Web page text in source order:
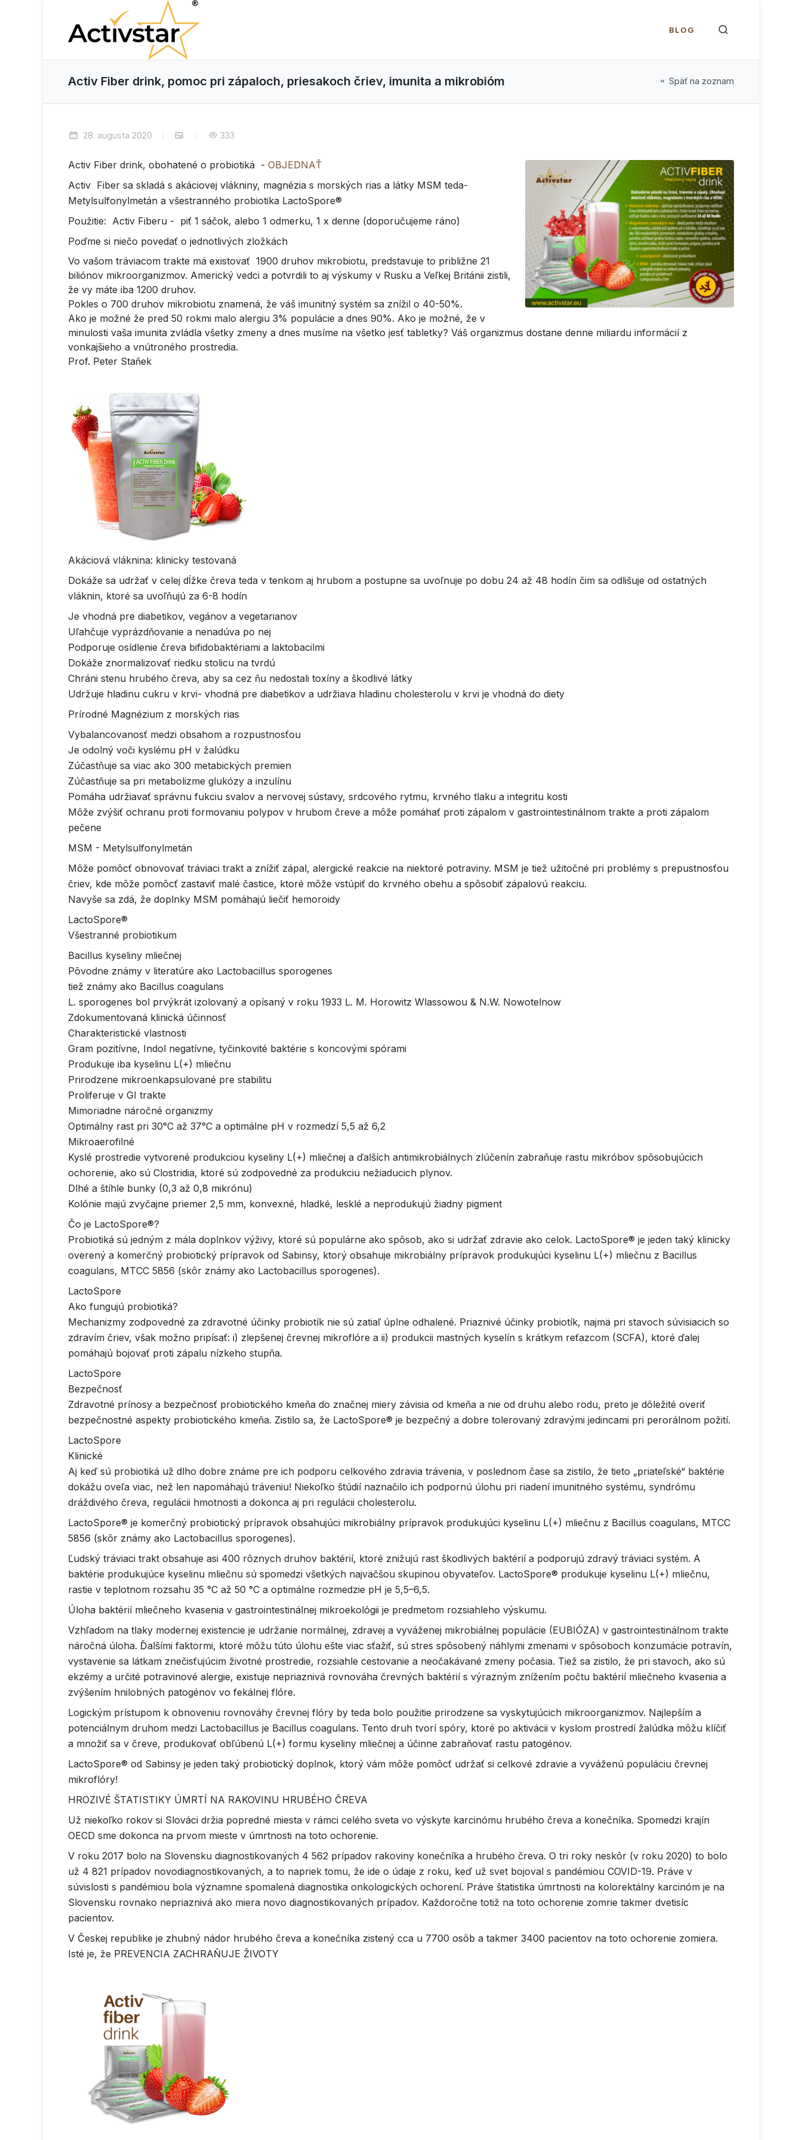
BLOG
Activ Fiber drink, pomoc pri zápaloch, priesakoch čriev, imunita a mikrobióm Späť na zoznam
28. augusta 2020 333
Activ Fiber drink, obohatené o probiotiká - OBJEDNAŤ
Activ Fiber sa skladá s akáciovej vlákniny, magnézia s morských rias a látky MSM teda-
Metylsulfonylmetán a všestranného probiotika LactoSpore®
Použitie: Activ Fiberu - piť 1 sáčok, alebo 1 odmerku, 1 x denne (doporučujeme ráno)
Poďme si niečo povedať o jednotlivých zložkách
Vo vašom tráviacom trakte má existovať 1900 druhov mikrobiotu, predstavuje to približne 21
biliónov mikroorganizmov. Americký vedci a potvrdili to aj výskumy v Rusku a Veľkej Británii zistili,
že vy máte iba 1200 druhov.
Pokles o 700 druhov mikrobiotu znamená, že váš imunitný systém sa znížil o 40-50%.
Ako je možné že pred 50 rokmi malo alergiu 3% populácie a dnes 90%. Ako je možné, že v
minulosti vaša imunita zvládla všetky zmeny a dnes musíme na všetko jesť tabletky? Váš organizmus dostane denne miliardu informácií z
vonkajšieho a vnútroného prostredia.
Prof. Peter Staňek
Akáciová vláknina: klinicky testovaná
Dokáže sa udržať v celej dĺžke čreva teda v tenkom aj hrubom a postupne sa uvoľnuje po dobu 24 až 48 hodín čim sa odlišuje od ostatných
vláknin, ktoré sa uvoľňujú za 6-8 hodín
Je vhodná pre diabetikov, vegánov a vegetarianov
Uľahčuje vyprázdňovanie a nenadúva po nej
Podporuje osídlenie čreva bifidobaktériami a laktobacilmi
Dokáže znormalizovať riedku stolicu na tvrdú
Chráni stenu hrubého čreva, aby sa cez ňu nedostali toxíny a škodlivé látky
Udržuje hladinu cukru v krvi- vhodná pre diabetikov a udržiava hladinu cholesterolu v krvi je vhodná do diety
Prírodné Magnézium z morských rias
Vybalancovanosť medzi obsahom a rozpustnosťou
Je odolný voči kyslému pH v žalúdku
Zúčastňuje sa viac ako 300 metabických premien
Zúčastňuje sa pri metabolizme glukózy a inzulínu
Pomáha udržiavať správnu fukciu svalov a nervovej sústavy, srdcového rytmu, krvného tlaku a integritu kosti
Môže zvýšiť ochranu proti formovaniu polypov v hrubom čreve a môže pomáhať proti zápalom v gastrointestinálnom trakte a proti zápalom
pečene
MSM - Metylsulfonylmetán
Môže pomôcť obnovovať tráviaci trakt a znížiť zápal, alergické reakcie na niektoré potraviny. MSM je tiež užitočné pri problémy s prepustnosťou
čriev, kde môže pomôcť zastaviť malé častice, ktoré môže vstúpiť do krvného obehu a spôsobiť zápalovú reakciu.
Navyše sa zdá, že doplnky MSM pomáhajú liečiť hemoroidy
LactoSpore®
Všestranné probiotikum
Bacillus kyseliny mliečnej
Pôvodne známy v literatúre ako Lactobacillus sporogenes
tiež známy ako Bacillus coagulans
L. sporogenes bol prvýkrát izolovaný a opísaný v roku 1933 L. M. Horowitz Wlassowou & N.W. Nowotelnow
Zdokumentovaná klinická účinnosť
Charakteristické vlastnosti
Gram pozitívne, Indol negatívne, tyčinkovité baktérie s koncovými spórami
Produkuje iba kyselinu L(+) mliečnu
Prirodzene mikroenkapsulované pre stabilitu
Proliferuje v GI trakte
Mimoriadne náročné organizmy
Optimálny rast pri 30°C až 37°C a optimálne pH v rozmedzí 5,5 až 6,2
Mikroaerofilné
Kyslé prostredie vytvorené produkciou kyseliny L(+) mliečnej a ďalších antimikrobiálnych zlúčenín zabraňuje rastu mikróbov spôsobujúcich
ochorenie, ako sú Clostridia, ktoré sú zodpovedné za produkciu nežiaducich plynov.
Dlhé a štíhle bunky (0,3 až 0,8 mikrónu)
Kolónie majú zvyčajne priemer 2,5 mm, konvexné, hladké, lesklé a neprodukujú žiadny pigment
Čo je LactoSpore®?
Probiotiká sú jedným z mála doplnkov výživy, ktoré sú populárne ako spôsob, ako si udržať zdravie ako celok. LactoSpore® je jeden taký klinicky
overený a komerčný probiotický prípravok od Sabinsy, ktorý obsahuje mikrobiálny prípravok produkujúci kyselinu L(+) mliečnu z Bacillus
coagulans, MTCC 5856 (skôr známy ako Lactobacillus sporogenes).
LactoSpore
Ako fungujú probiotiká?
Mechanizmy zodpovedné za zdravotné účinky probiotík nie sú zatiaľ úplne odhalené. Priaznivé účinky probiotík, najmä pri stavoch súvisiacich so
zdravím čriev, však možno pripísať: i) zlepšenej črevnej mikroflóre a ii) produkcii mastných kyselín s krátkym reťazcom (SCFA), ktoré ďalej
pomáhajú bojovať proti zápalu nízkeho stupňa.
LactoSpore
Bezpečnosť
Zdravotné prínosy a bezpečnosť probiotického kmeňa do značnej miery závisia od kmeňa a nie od druhu alebo rodu, preto je dôležité overiť
bezpečnostné aspekty probiotického kmeňa. Zistilo sa, že LactoSpore® je bezpečný a dobre tolerovaný zdravými jedincami pri perorálnom požití.
LactoSpore
Klinické
Aj keď sú probiotiká už dlho dobre známe pre ich podporu celkového zdravia trávenia, v poslednom čase sa zistilo, že tieto „priateľské“ baktérie
dokážu oveľa viac, než len napomáhajú tráveniu! Niekoľko štúdií naznačilo ich podpornú úlohu pri riadení imunitného systému, syndrómu
dráždivého čreva, regulácii hmotnosti a dokonca aj pri regulácii cholesterolu.
LactoSpore® je komerčný probiotický prípravok obsahujúci mikrobiálny prípravok produkujúci kyselinu L(+) mliečnu z Bacillus coagulans, MTCC
5856 (skôr známy ako Lactobacillus sporogenes).
Ľudský tráviaci trakt obsahuje asi 400 rôznych druhov baktérií, ktoré znižujú rast škodlivých baktérií a podporujú zdravý tráviaci systém. A
baktérie produkujúce kyselinu mliečnu sú spomedzi všetkých najväčšou skupinou obyvateľov. LactoSpore® produkuje kyselinu L(+) mliečnu,
rastie v teplotnom rozsahu 35 °C až 50 °C a optimálne rozmedzie pH je 5,5–6,5.
Úloha baktérií mliečneho kvasenia v gastrointestinálnej mikroekológii je predmetom rozsiahleho výskumu.
Vzhľadom na tlaky modernej existencie je udržanie normálnej, zdravej a vyváženej mikrobiálnej populácie (EUBIÓZA) v gastrointestinálnom trakte
náročná úloha. Ďalšími faktormi, ktoré môžu túto úlohu ešte viac sťažiť, sú stres spôsobený náhlymi zmenami v spôsoboch konzumácie potravín,
vystavenie sa látkam znečisťujúcim životné prostredie, rozsiahle cestovanie a neočakávané zmeny počasia. Tiež sa zistilo, že pri stavoch, ako sú
ekzémy a určité potravinové alergie, existuje nepriaznivá rovnováha črevných baktérií s výrazným znížením počtu baktérií mliečneho kvasenia a
zvýšením hnilobných patogénov vo fekálnej flóre.
Logickým prístupom k obnoveniu rovnováhy črevnej flóry by teda bolo použitie prirodzene sa vyskytujúcich mikroorganizmov. Najlepším a
potenciálnym druhom medzi Lactobacillus je Bacillus coagulans. Tento druh tvorí spóry, ktoré po aktivácii v kyslom prostredí žalúdka môžu klíčiť
a množiť sa v čreve, produkovať obľúbenú L(+) formu kyseliny mliečnej a účinne zabraňovať rastu patogénov.
LactoSpore® od Sabinsy je jeden taký probiotický doplnok, ktorý vám môže pomôcť udržať si celkové zdravie a vyváženú populáciu črevnej
mikroflóry!
HROZIVÉ ŠTATISTIKY ÚMRTÍ NA RAKOVINU HRUBÉHO ČREVA
Už niekoľko rokov si Slováci držia popredné miesta v rámci celého sveta vo výskyte karcinómu hrubého čreva a konečníka. Spomedzi krajín
OECD sme dokonca na prvom mieste v úmrtnosti na toto ochorenie.
V roku 2017 bolo na Slovensku diagnostikovaných 4 562 prípadov rakoviny konečníka a hrubého čreva. O tri roky neskôr (v roku 2020) to bolo
už 4 821 prípadov novodiagnostikovaných, a to napriek tomu, že ide o údaje z roku, keď už svet bojoval s pandémiou COVID-19. Práve v
súvislosti s pandémiou bola významne spomalená diagnostika onkologických ochorení. Práve štatistika úmrtnosti na kolorektálny karcinóm je na
Slovensku rovnako nepriaznivá ako miera novo diagnostikovaných prípadov. Každoročne totiž na toto ochorenie zomrie takmer dvetisíc
pacientov.
V Českej republike je zhubný nádor hrubého čreva a konečníka zistený cca u 7700 osôb a takmer 3400 pacientov na toto ochorenie zomiera.
Isté je, že PREVENCIA ZACHRAŇUJE ŽIVOTY